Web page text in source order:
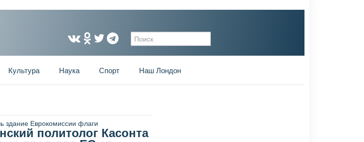
Форма поиска
Культура Наука Спорт Наш Лондон
политолог Касонта